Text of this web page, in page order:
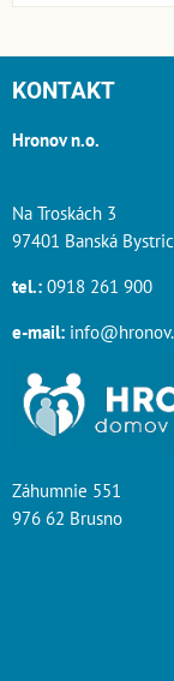
KONTAKT
Hronov n.o.
Na Troskách 3
97401 Banská
tel.: 0918 261 900
e-mail:
Záhumnie 551
976 62 Brusno